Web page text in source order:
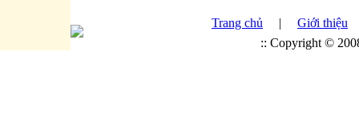
Trang chủ | Giới thiệu
:: Copyright ©